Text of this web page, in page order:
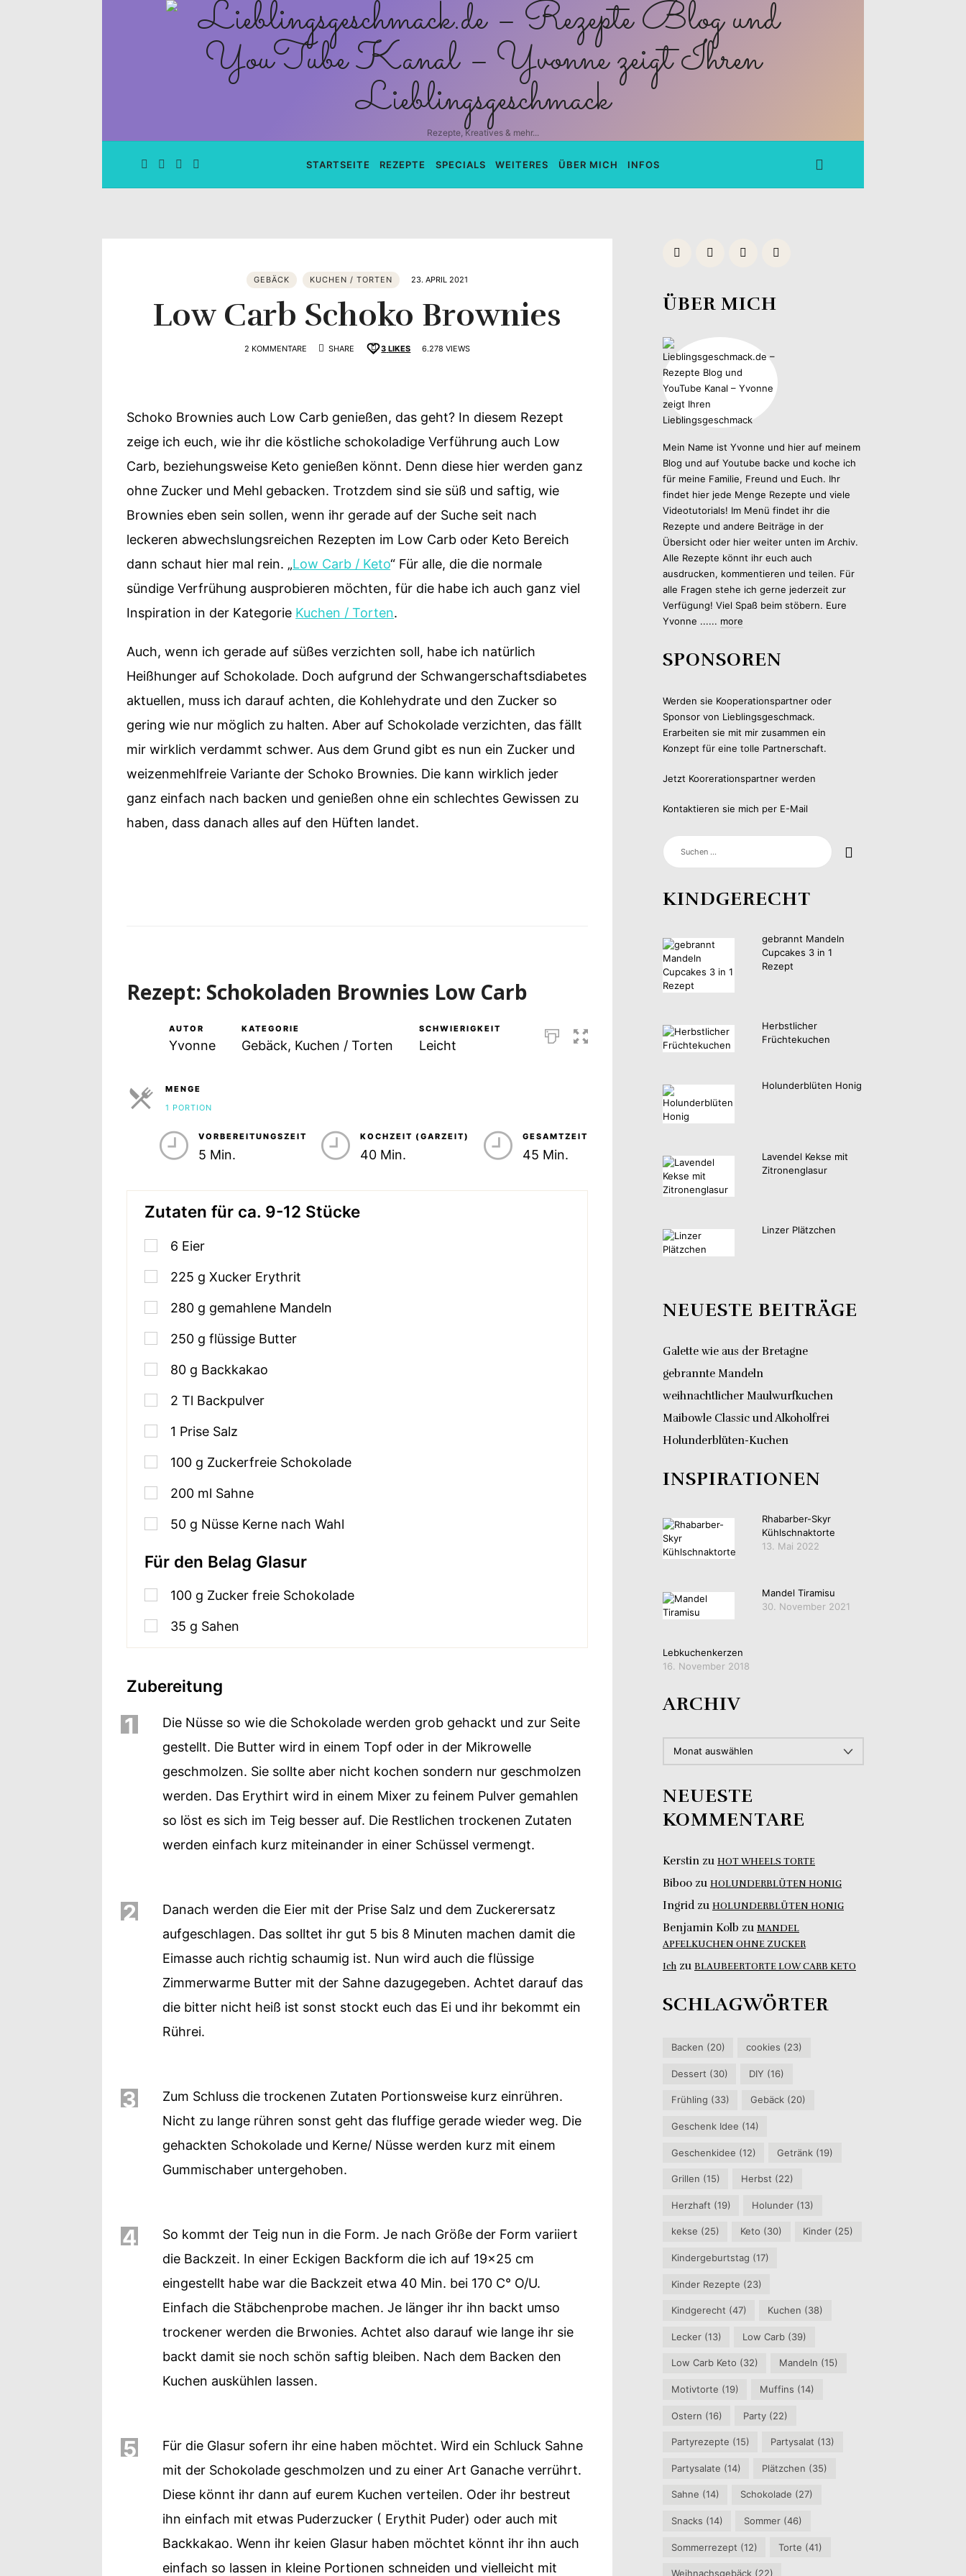
Lieblingsgeschmack.de
Rezepte
Blog
und
Kanal
–
Yvonne
Ihren
Lieblingsgeschmack
Rezepte, Kreatives & mehr...
STARTSEITE REZEPTE SPECIALS WEITERES ÜBER MICH INFOS
GEBÄCK KUCHEN / TORTEN 23. APRIL 2021
Low Carb Schoko Brownies
2 KOMMENTARE SHARE 3 LIKES 6.278 VIEWS
Schoko Brownies auch Low Carb genießen, das geht? In diesem Rezept
zeige ich euch, wie ihr die köstliche schokoladige Verführung auch Low
Carb, beziehungsweise Keto genießen könnt. Denn diese hier werden ganz
ohne Zucker und Mehl gebacken. Trotzdem sind sie süß und saftig, wie
Brownies eben sein sollen, wenn ihr gerade auf der Suche seit nach
leckeren abwechslungsreichen Rezepten im Low Carb oder Keto Bereich
dann schaut hier mal rein. „Low Carb / Keto“ Für alle, die die normale
sündige Verfrühung ausprobieren möchten, für die habe ich auch ganz viel
Inspiration in der Kategorie Kuchen / Torten.
Auch, wenn ich gerade auf süßes verzichten soll, habe ich natürlich
Heißhunger auf Schokolade. Doch aufgrund der Schwangerschaftsdiabetes
aktuellen, muss ich darauf achten, die Kohlehydrate und den Zucker so
gering wie nur möglich zu halten. Aber auf Schokolade verzichten, das fällt
mir wirklich verdammt schwer. Aus dem Grund gibt es nun ein Zucker und
weizenmehlfreie Variante der Schoko Brownies. Die kann wirklich jeder
ganz einfach nach backen und genießen ohne ein schlechtes Gewissen zu
haben, dass danach alles auf den Hüften landet.
Rezept: Schokoladen Brownies Low Carb
AUTOR
Yvonne
KATEGORIE
Gebäck, Kuchen / Torten
SCHWIERIGKEIT
Leicht
MENGE
1 PORTION
VORBEREITUNGSZEIT
5 Min.
KOCHZEIT (GARZEIT)
40 Min.
GESAMTZEIT
45 Min.
Zutaten für ca. 9-12 Stücke
6 Eier
225 g Xucker Erythrit
280 g gemahlene Mandeln
250 g flüssige Butter
80 g Backkakao
2 Tl Backpulver
1 Prise Salz
100 g Zuckerfreie Schokolade
200 ml Sahne
50 g Nüsse Kerne nach Wahl
Für den Belag Glasur
100 g Zucker freie Schokolade
35 g Sahen
Zubereitung
1
Die Nüsse so wie die Schokolade werden grob gehackt und zur Seite
gestellt. Die Butter wird in einem Topf oder in der Mikrowelle
geschmolzen. Sie sollte aber nicht kochen sondern nur geschmolzen
werden. Das Erythirt wird in einem Mixer zu feinem Pulver gemahlen
so löst es sich im Teig besser auf. Die Restlichen trockenen Zutaten
werden einfach kurz miteinander in einer Schüssel vermengt.
2
Danach werden die Eier mit der Prise Salz und dem Zuckerersatz
aufgeschlagen. Das solltet ihr gut 5 bis 8 Minuten machen damit die
Eimasse auch richtig schaumig ist. Nun wird auch die flüssige
Zimmerwarme Butter mit der Sahne dazugegeben. Achtet darauf das
die bitter nicht heiß ist sonst stockt euch das Ei und ihr bekommt ein
Rührei.
3
Zum Schluss die trockenen Zutaten Portionsweise kurz einrühren.
Nicht zu lange rühren sonst geht das fluffige gerade wieder weg. Die
gehackten Schokolade und Kerne/ Nüsse werden kurz mit einem
Gummischaber untergehoben.
4
So kommt der Teig nun in die Form. Je nach Größe der Form variiert
die Backzeit. In einer Eckigen Backform die ich auf 19x25 cm
eingestellt habe war die Backzeit etwa 40 Min. bei 170 C° O/U.
Einfach die Stäbchenprobe machen. Je länger ihr ihn backt umso
trockener werden die Brwonies. Achtet also darauf wie lange ihr sie
backt damit sie noch schön saftig bleiben. Nach dem Backen den
Kuchen auskühlen lassen.
5
Für die Glasur sofern ihr eine haben möchtet. Wird ein Schluck Sahne
mit der Schokolade geschmolzen und zu einer Art Ganache verrührt.
Diese könnt ihr dann auf eurem Kuchen verteilen. Oder ihr bestreut
ihn einfach mit etwas Puderzucker ( Erythit Puder) oder auch mit
Backkakao. Wenn ihr keien Glasur haben möchtet könnt ihr ihn auch
einfach so lassen in kleine Portionen schneiden und vielleicht mit
ÜBER MICH
Mein Name ist Yvonne und hier auf meinem
Blog und auf Youtube backe und koche ich
für meine Familie, Freund und Euch. Ihr
findet hier jede Menge Rezepte und viele
Videotutorials! Im Menü findet ihr die
Rezepte und andere Beiträge in der
Übersicht oder hier weiter unten im Archiv.
Alle Rezepte könnt ihr euch auch
ausdrucken, kommentieren und teilen. Für
alle Fragen stehe ich gerne jederzeit zur
Verfügung! Viel Spaß beim stöbern. Eure
Yvonne ...... more
SPONSOREN
Werden sie Kooperationspartner oder
Sponsor von Lieblingsgeschmack.
Erarbeiten sie mit mir zusammen ein
Konzept für eine tolle Partnerschaft.
Jetzt Koorerationspartner werden
Kontaktieren sie mich per E-Mail
SUCHEN
NACH:
KINDGERECHT
gebrannt Mandeln
Cupcakes 3 in 1
Rezept
Herbstlicher
Früchtekuchen
Holunderblüten Honig
Lavendel Kekse mit
Zitronenglasur
Linzer Plätzchen
NEUESTE BEITRÄGE
Galette wie aus der Bretagne
gebrannte Mandeln
weihnachtlicher Maulwurfkuchen
Maibowle Classic und Alkoholfrei
Holunderblüten-Kuchen
INSPIRATIONEN
Rhabarber-Skyr
Kühlschnaktorte
13. Mai 2022
Mandel Tiramisu
30. November 2021
Lebkuchenkerzen
16. November 2018
ARCHIV
NEUESTE
KOMMENTARE
Kerstin zu HOT WHEELS TORTE
Biboo zu HOLUNDERBLÜTEN HONIG
Ingrid zu HOLUNDERBLÜTEN HONIG
Benjamin Kolb zu MANDEL
APFELKUCHEN OHNE ZUCKER
Ich zu BLAUBEERTORTE LOW CARB KETO
SCHLAGWÖRTER
Backen (20) cookies (23)
Dessert (30) DIY (16)
Frühling (33) Gebäck (20)
Geschenk Idee (14)
Geschenkidee (12) Getränk (19)
Grillen (15) Herbst (22)
Herzhaft (19) Holunder (13)
kekse (25) Keto (30) Kinder (25)
Kindergeburtstag (17)
Kinder Rezepte (23)
Kindgerecht (47) Kuchen (38)
Lecker(13) Low Carb (39)
Low Carb Keto (32) Mandeln (15)
Motivtorte (19) Muffins (14)
Ostern (16) Party (22)
Partyrezepte (15) Partysalat (13)
Partysalate (14) Plätzchen (35)
Sahne (14) Schokolade (27)
Snacks (14) Sommer (46)
Sommerrezept (12) Torte (41)
Weihnachsgebäck(22)